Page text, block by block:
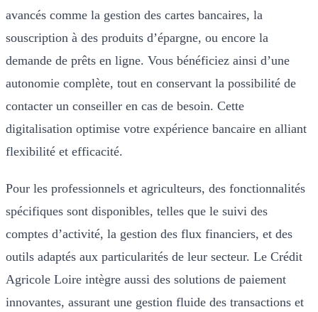
avancés comme la gestion des cartes bancaires, la
souscription à des produits d’épargne, ou encore la
demande de prêts en ligne. Vous bénéficiez ainsi d’une
autonomie complète, tout en conservant la possibilité de
contacter un conseiller en cas de besoin. Cette
digitalisation optimise votre expérience bancaire en alliant
flexibilité et efficacité.
Pour les professionnels et agriculteurs, des fonctionnalités
spécifiques sont disponibles, telles que le suivi des
comptes d’activité, la gestion des flux financiers, et des
outils adaptés aux particularités de leur secteur. Le Crédit
Agricole Loire intègre aussi des solutions de paiement
innovantes, assurant une gestion fluide des transactions et